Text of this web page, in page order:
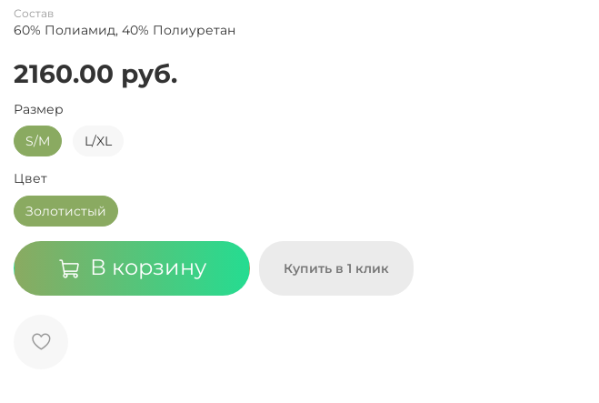
Состав
60% Полиамид, 40% Полиуретан
2160.00 руб.
В корзину Купить в 1 клик
Размер
S/M
L/XL
Цвет
Золотистый